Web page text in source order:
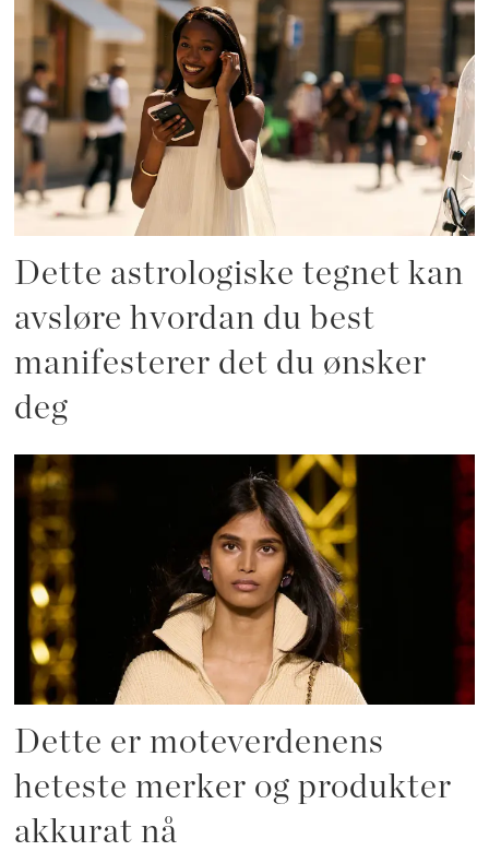
Dette astrologiske tegnet kan
avsløre hvordan du best
manifesterer det du ønsker
deg
Dette er moteverdenens
heteste merker og produkter
akkurat nå